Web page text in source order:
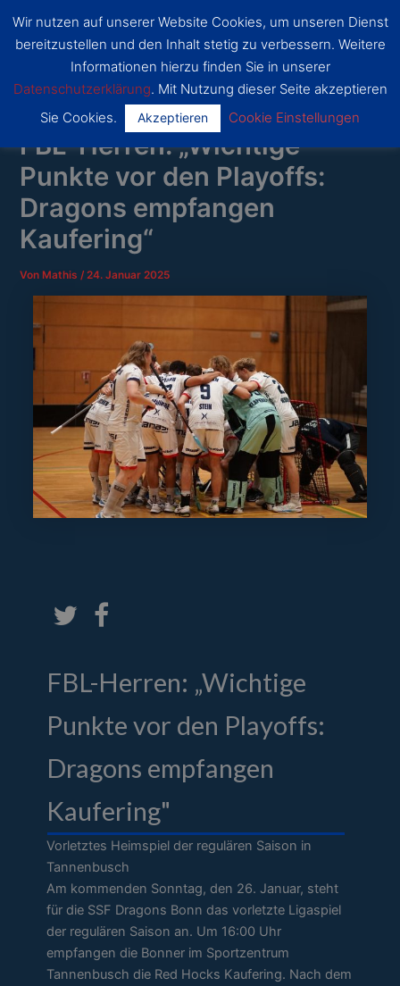
Inhalt
springen
SSF
Dragons
Bonn
Main
Menu
FBL-Herren: „Wichtige
Punkte vor den Playoffs:
Dragons empfangen
Kaufering“
Von Mathis/24. Januar 2025
FBL-Herren: „Wichtige
Punkte vor den Playoffs:
Dragons empfangen
Kaufering"
Vorletztes Heimspiel der regulären Saison in
Tannenbusch
Am kommenden Sonntag, den 26. Januar, steht
für die SSF Dragons Bonn das vorletzte Ligaspiel
der regulären Saison an. Um 16:00 Uhr
empfangen die Bonner im Sportzentrum
Tannenbusch die Red Hocks Kaufering. Nach dem
Wir nutzen auf unserer Website Cookies, um unseren Dienst
bereitzustellen und den Inhalt stetig zu verbessern. Weitere
Informationen hierzu finden Sie in unserer
Datenschutzerklärung. Mit Nutzung dieser Seite akzeptieren
Sie Cookies.
Akzeptieren Cookie Einstellungen